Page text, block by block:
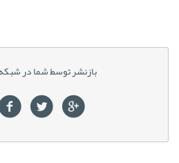
بازنشر توسط شما در